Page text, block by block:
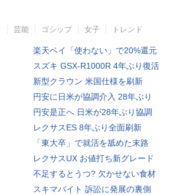
芸能 ゴシップ 女子 トレンド
楽天ペイ「使わない」で20%還元
スズキ GSX-R1000R 4年ぶり復活
新型クラウン 米国仕様を刷新
円安に日米が協調介入 28年ぶり
円安是正へ 日米が28年ぶり協調
レクサスES 8年ぶり全面刷新
「東大卒」で就活を舐めた末路
レクサスUX お値打ち新グレード
不足するとうつ? 欠かせない食材
スキマバイト 訴訟に発展の裏側